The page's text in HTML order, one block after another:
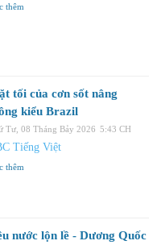
thêm
tối của cơn sốt nâng
kiểu Brazil
Tư, 08 Tháng Bảy 2026 5:43 CH
Tiếng Việt
thêm
nước lộn lề - Dương Quốc